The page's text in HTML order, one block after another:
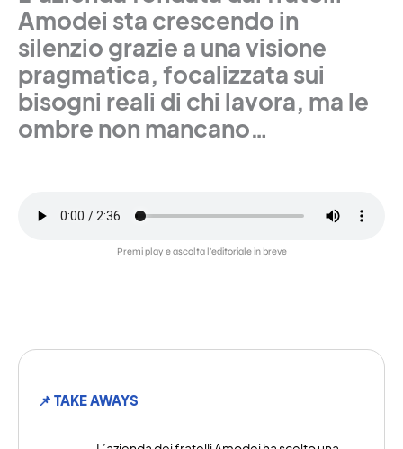
Amodei sta crescendo in
silenzio grazie a una visione
pragmatica, focalizzata sui
bisogni reali di chi lavora, ma le
ombre non mancano…
Premi play e ascolta l’editoriale in breve
📌 TAKE AWAYS